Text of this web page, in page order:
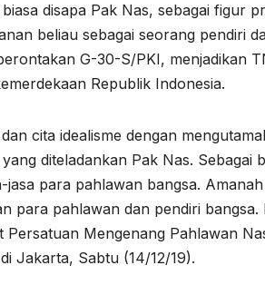
disapa Pak Nas, sebagai figur
beliau sebagai seorang pendiri
G-30-S/PKI, menjadikan
Republik Indonesia.
cita idealisme dengan
diteladankan Pak Nas. Sebagai
para pahlawan bangsa.
para pahlawan dan pendiri bangsa.
Persatuan Mengenang Pahlawan
Jakarta, Sabtu (14/12/19).